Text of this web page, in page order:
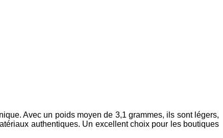
Avec un poids moyen de 3,1 grammes, ils sont légers,
authentiques. Un excellent choix pour les boutiques